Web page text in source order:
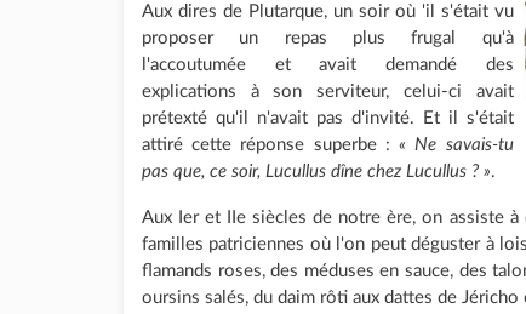
Aux dires de Plutarque, un soir où 'il s'était vu
proposer un repas plus frugal qu'à
l'accoutumée et avait demandé des
explications à son serviteur, celui-ci avait
prétexté qu'il n'avait pas d'invité. Et il s'était
attiré cette réponse superbe :« Ne savais-tu
pas que, ce soir, Lucullus dîne chez Lucullus ? ».
Aux Ier et IIe siècles de notre ère, on assiste à
familles patriciennes où l'on peut déguster à
flamands roses, des méduses en sauce, des
oursins salés, du daim rôti aux dattes de